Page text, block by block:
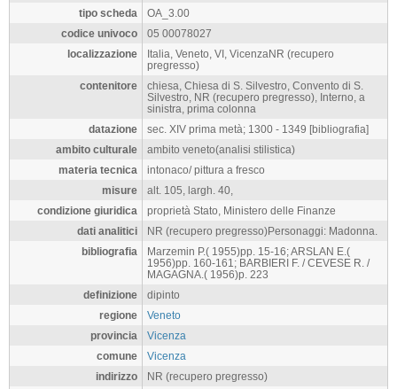
tipo scheda
OA_3.00
codice univoco
05 00078027
localizzazione
Italia, Veneto, VI, VicenzaNR (recupero
pregresso)
contenitore
chiesa, Chiesa di S. Silvestro, Convento di S.
Silvestro, NR (recupero pregresso), Interno, a
sinistra, prima colonna
datazione
sec. XIV prima metà; 1300 - 1349 [bibliografia]
ambito culturale
ambito veneto(analisi stilistica)
materia tecnica
intonaco/ pittura a fresco
misure
alt. 105, largh. 40,
condizione giuridica
proprietà Stato, Ministero delle Finanze
dati analitici
NR (recupero pregresso)Personaggi: Madonna.
bibliografia
Marzemin P.( 1955)pp. 15-16; ARSLAN E.(
1956)pp. 160-161; BARBIERI F. / CEVESE R. /
MAGAGNA.( 1956)p. 223
definizione
dipinto
regione
Veneto
provincia
Vicenza
comune
Vicenza
indirizzo
NR (recupero pregresso)